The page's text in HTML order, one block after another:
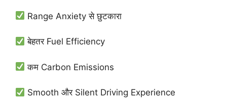
Range Anxiety से छुटकारा
बेहतर Fuel Efficiency
कम Carbon Emissions
Smooth और Silent Driving Experience